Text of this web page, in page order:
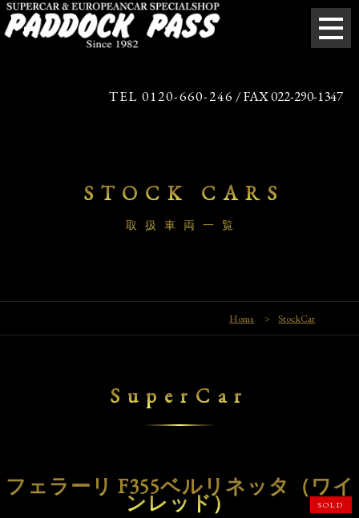
TEL 0120-660-246 / FAX 022-290-1347
STOCK CARS
取扱車両一覧
Home > StockCar
SuperCar
フェラーリ F355ベルリネッタ（ワイ
ンレッド） SOLD